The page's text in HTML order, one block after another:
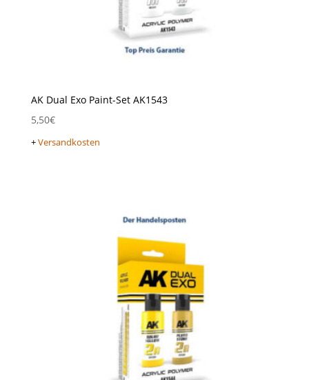
AK Dual Exo Paint-Set AK1543
5,50€
+Versandkosten